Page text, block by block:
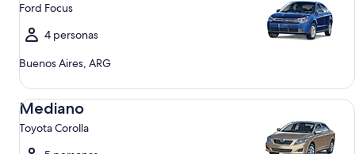
Ford Focus
4 personas
Buenos Aires, ARG
Mediano
Toyota Corolla
Mediano Toyota Corolla